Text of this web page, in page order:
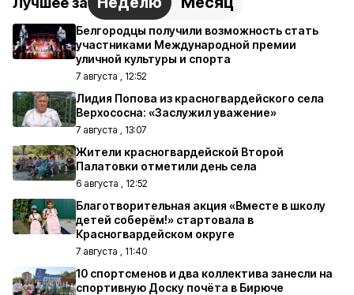
Белгородцы получили возможность стать
участниками Международной премии
уличной культуры и спорта
7 августа , 12:52
Лидия Попова из красногвардейского села
Верхососна: «Заслужил уважение»
7 августа , 13:07
Жители красногвардейской Второй
Палатовки отметили день села
6 августа , 12:52
Благотворительная акция «Вместе в школу
детей соберём!» стартовала в
Красногвардейском округе
7 августа , 11:40
10 спортсменов и два коллектива занесли на
спортивную Доску почёта в Бирюче